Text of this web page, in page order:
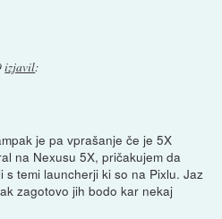
izjavil:
je pa vprašanje če je 5X
na Nexusu 5X, pričakujem da
s temi launcherji ki so na Pixlu. Jaz
zagotovo jih bodo kar nekaj